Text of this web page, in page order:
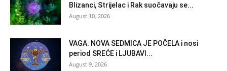
Blizanci, Strijelac i Rak suočavaju se...
August 10, 2026
VAGA: NOVA SEDMICA JE POČELA i nosi
period SREĆE i LJUBAVI...
August 9, 2026